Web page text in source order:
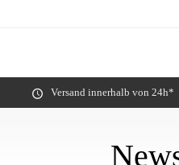
Versand innerhalb von 24h*